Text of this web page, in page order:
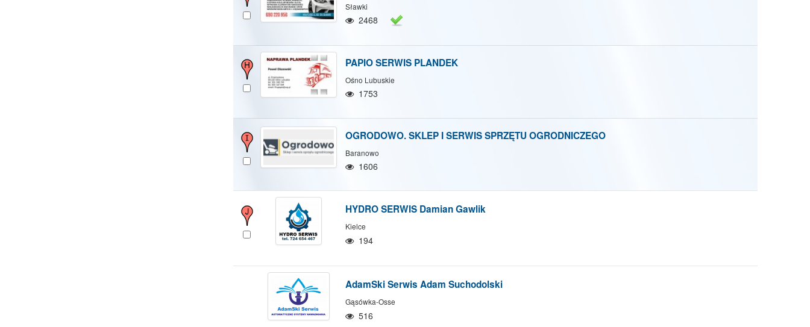
Sławki
2468
PAPIO SERWIS PLANDEK
Ośno Lubuskie
1753
OGRODOWO. SKLEP I SERWIS SPRZĘTU OGRODNICZEGO
Baranowo
1606
HYDRO SERWIS Damian Gawlik
Kielce
194
AdamSki Serwis Adam Suchodolski
Gąsówka-Osse
516